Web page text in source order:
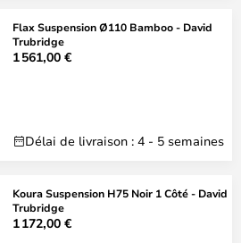
Flax Suspension Ø110 Bamboo - David
Trubridge
1 561,00 €
Délai de livraison : 4 - 5 semaines
Koura Suspension H75 Noir 1 Côté - David
Trubridge
1 172,00 €